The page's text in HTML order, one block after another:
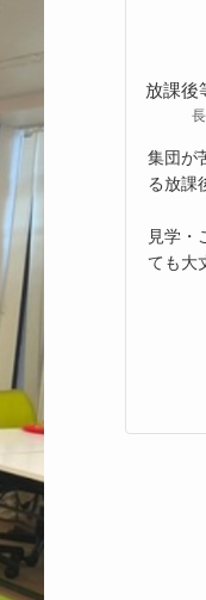
放課後
集団が
る放課
見学・
ても大
［